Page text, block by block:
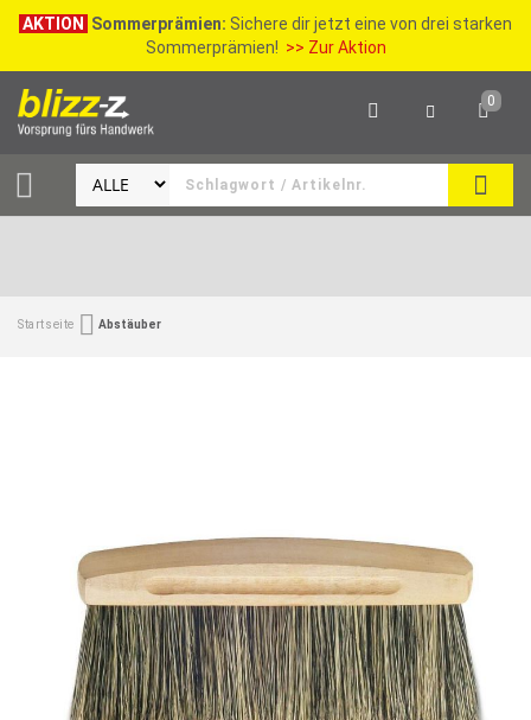
AKTION Sommerprämien: Sichere dir jetzt eine von drei starken
Sommerprämien! >> Zur Aktion
0
Startseite Abstäuber